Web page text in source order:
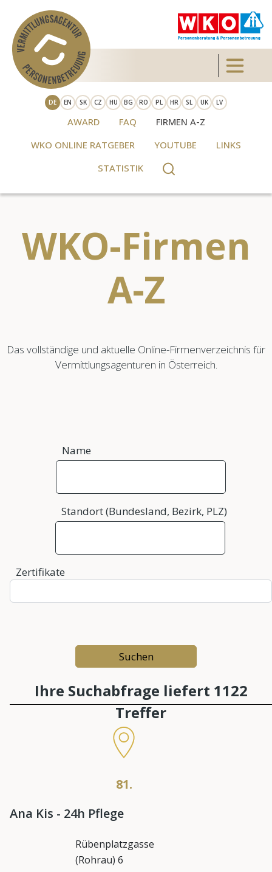
Direkt zum Inhalt Toggle
DE EN SK CZ HU BG RO PL HR SL UK LV
AWARD FAQ
FIRMEN A-Z
WKO ONLINE RATGEBER
YOUTUBE
LINKS
STATISTIK
WKO-Firmen
A-Z
Das vollständige und aktuelle Online-Firmenverzeichnis für
Vermittlungsagenturen in Österreich.
Name
Standort (Bundesland, Bezirk, PLZ)
Zertifikate
Ihre Suchabfrage liefert 1122
Treffer
81.
Ana Kis - 24h Pflege
Rübenplatzgasse
(Rohrau) 6